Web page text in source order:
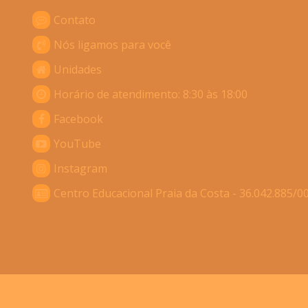
Contato
Nós ligamos para você
Unidades
Horário de atendimento: 8:30 às 18:00
Facebook
YouTube
Instagram
Centro Educacional Praia da Costa - 36.042.885/